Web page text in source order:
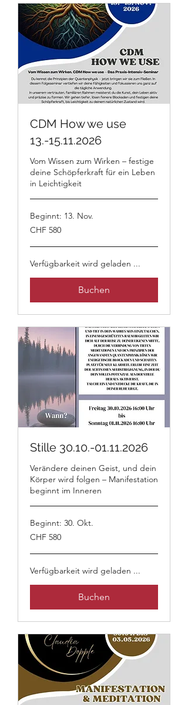
CDM How we use
13.-15.11.2026
Vom Wissen zum Wirken – festige
deine Schöpferkraft für ein Leben
in Leichtigkeit
Beginnt: 13. Nov.
580
Schweizer
CHF 580
Verfügbarkeit wird geladen ...
Buchen
Stille 30.10.-01.11.2026
Verändere deinen Geist, und dein
Körper wird folgen – Manifestation
beginnt im Inneren
Beginnt: 30. Okt.
580
Schweizer
CHF 580
Verfügbarkeit wird geladen ...
Buchen